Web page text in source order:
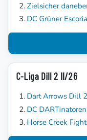
Zielsicher
DC Grüner
C-Liga Dill 2 II/26
Dart Arrows Dill 2
DC
Horse Creek